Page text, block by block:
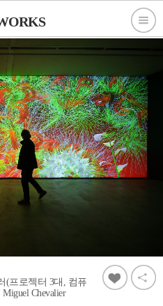
(프로젝터 3대, 컴퓨
Chevalier